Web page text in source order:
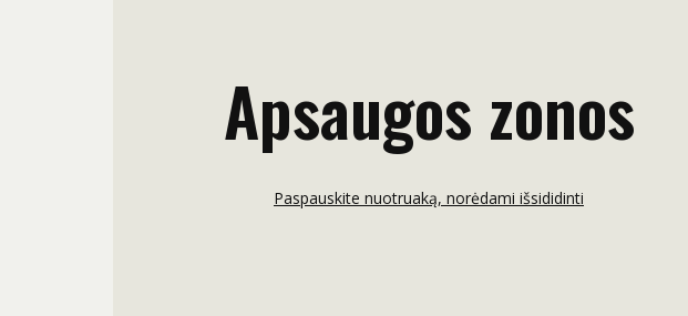
Apsaugos zonos
Paspauskite nuotruaką, norėdami išsididinti